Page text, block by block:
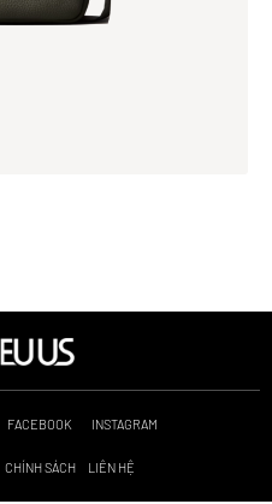
FACEBOOK INSTAGRAM
CHÍNH SÁCH LIÊN HỆ